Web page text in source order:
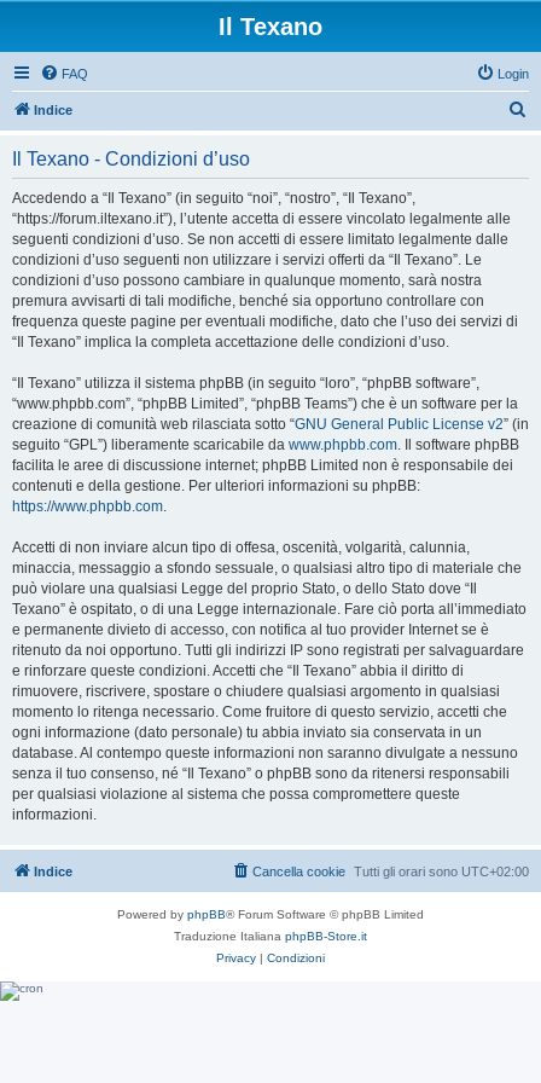
Il Texano
FAQ Login
Indice
Il Texano - Condizioni d’uso
Accedendo a “Il Texano” (in seguito “noi”, “nostro”, “Il Texano”,
“https://forum.iltexano.it”), l’utente accetta di essere vincolato legalmente alle
seguenti condizioni d’uso. Se non accetti di essere limitato legalmente dalle
condizioni d’uso seguenti non utilizzare i servizi offerti da “Il Texano”. Le
condizioni d’uso possono cambiare in qualunque momento, sarà nostra
premura avvisarti di tali modifiche, benché sia opportuno controllare con
frequenza queste pagine per eventuali modifiche, dato che l’uso dei servizi di
“Il Texano” implica la completa accettazione delle condizioni d’uso.
“Il Texano” utilizza il sistema phpBB (in seguito “loro”, “phpBB software”,
“www.phpbb.com”, “phpBB Limited”, “phpBB Teams”) che è un software per la
creazione di comunità web rilasciata sotto “GNU General Public License v2” (in
seguito “GPL”) liberamente scaricabile da www.phpbb.com. Il software phpBB
facilita le aree di discussione internet; phpBB Limited non è responsabile dei
contenuti e della gestione. Per ulteriori informazioni su phpBB:
https://www.phpbb.com.
Accetti di non inviare alcun tipo di offesa, oscenità, volgarità, calunnia,
minaccia, messaggio a sfondo sessuale, o qualsiasi altro tipo di materiale che
può violare una qualsiasi Legge del proprio Stato, o dello Stato dove “Il
Texano” è ospitato, o di una Legge internazionale. Fare ciò porta all’immediato
e permanente divieto di accesso, con notifica al tuo provider Internet se è
ritenuto da noi opportuno. Tutti gli indirizzi IP sono registrati per salvaguardare
e rinforzare queste condizioni. Accetti che “Il Texano” abbia il diritto di
rimuovere, riscrivere, spostare o chiudere qualsiasi argomento in qualsiasi
momento lo ritenga necessario. Come fruitore di questo servizio, accetti che
ogni informazione (dato personale) tu abbia inviato sia conservata in un
database. Al contempo queste informazioni non saranno divulgate a nessuno
senza il tuo consenso, né “Il Texano” o phpBB sono da ritenersi responsabili
per qualsiasi violazione al sistema che possa compromettere queste
informazioni.
Indice Tutti gli orari sono UTC+02:00
Cancella cookie
Powered by phpBB® Forum Software © phpBB Limited
Traduzione Italiana phpBB-Store.it
Privacy | Condizioni